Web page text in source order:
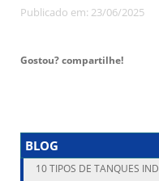
Publicado em: 23/06/2025
Gostou? compartilhe!
BLOG
10 TIPOS DE TANQUES